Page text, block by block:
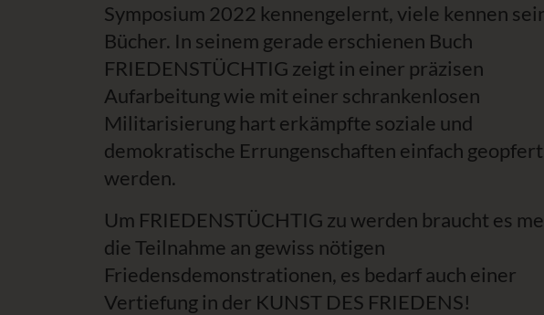
Symposium 2022 kennengelernt, viele kennen
Bücher. In seinem gerade erschienen Buch
FRIEDENSTÜCHTIG zeigt in einer präzisen
Aufarbeitung wie mit einer schrankenlosen
Militarisierung hart erkämpfte soziale und
demokratische Errungenschaften einfach geopfert
werden.
Um FRIEDENSTÜCHTIG zu werden braucht es
die Teilnahme an gewiss nötigen
Friedensdemonstrationen, es bedarf auch einer
Vertiefung in der KUNST DES FRIEDENS!